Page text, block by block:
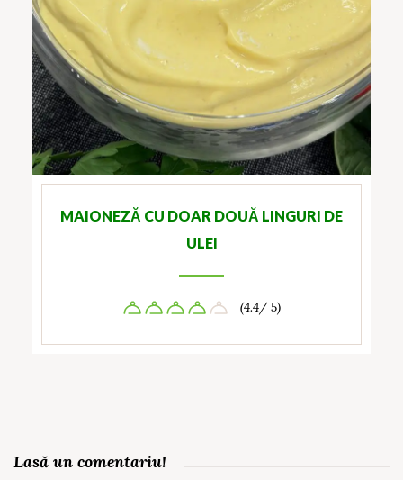
MAIONEZĂ CU DOAR DOUĂ LINGURI DE
ULEI
(4.4/ 5)
Lasă un comentariu!